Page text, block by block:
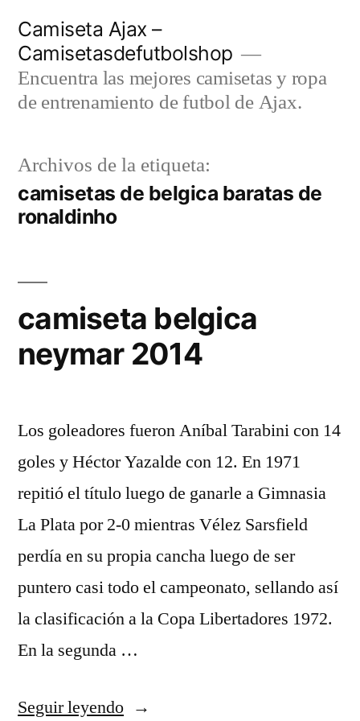
contenido
Camiseta Ajax –
Camisetasdefutbolshop
Encuentra las mejores camisetas y ropa
de entrenamiento de futbol de Ajax.
Archivos de la etiqueta:
camisetas de belgica baratas de
ronaldinho
camiseta belgica
neymar 2014
Los goleadores fueron Aníbal Tarabini con 14
goles y Héctor Yazalde con 12. En 1971
repitió el título luego de ganarle a Gimnasia
La Plata por 2-0 mientras Vélez Sarsfield
perdía en su propia cancha luego de ser
puntero casi todo el campeonato, sellando así
la clasificación a la Copa Libertadores 1972.
En la segunda …
Seguir leyendo«camiseta